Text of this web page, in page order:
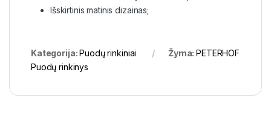
Išskirtinis matinis dizainas;
Kategorija:Puodų rinkiniai Žyma:PETERHOF
Puodų rinkinys